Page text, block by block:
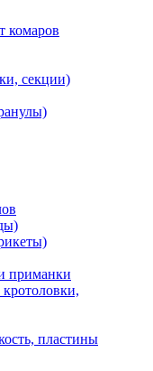
комаров
секции)
приманки
пластины